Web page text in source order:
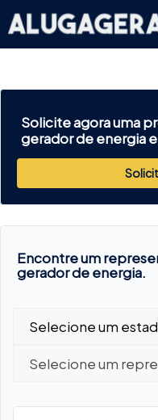
para
o
Solicite agora uma
gerador de energia
Encontre um
gerador de energia.